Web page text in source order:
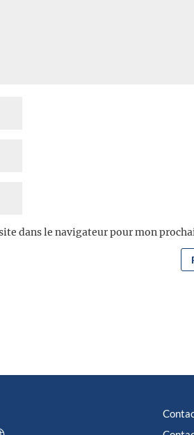
dans le navigateur pour mon